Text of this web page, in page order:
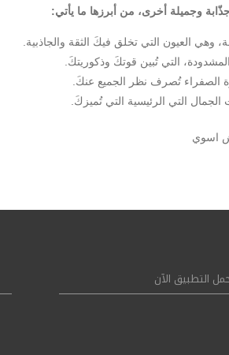
وجميلة أخرى، من أبرزها ما يأتي:
وهي العيون التي تخلق فيكَ الثقة والجاذبية.
التي تُبين قوتكَ وذكوريتكَ.
الصفراء تُصرف نظر الجميع عنكَ.
التي الرئيسية التي تُميزكَ.
اسوي
التطبيق الآن